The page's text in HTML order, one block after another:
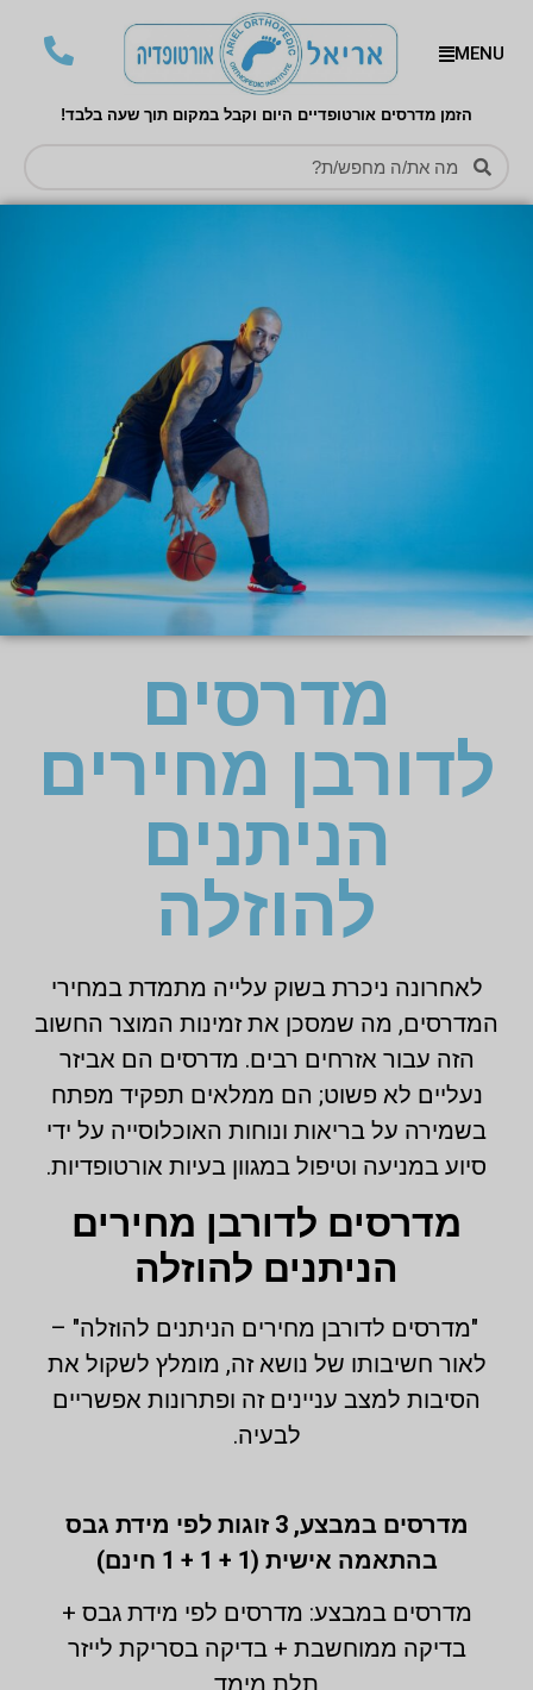
MENU
הזמן מדרסים אורטופדיים היום וקבל במקום תוך שעה בלבד!
מדרסים
לדורבן מחירים
הניתנים
להוזלה
לאחרונה ניכרת בשוק עלייה מתמדת במחירי
המדרסים, מה שמסכן את זמינות המוצר החשוב
הזה עבור אזרחים רבים. מדרסים הם אביזר
נעליים לא פשוט; הם ממלאים תפקיד מפתח
בשמירה על בריאות ונוחות האוכלוסייה על ידי
סיוע במניעה וטיפול במגוון בעיות אורטופדיות.
מדרסים לדורבן מחירים
הניתנים להוזלה
"מדרסים לדורבן מחירים הניתנים להוזלה" –
לאור חשיבותו של נושא זה, מומלץ לשקול את
הסיבות למצב עניינים זה ופתרונות אפשריים
לבעיה.
מדרסים במבצע,
3 זוגות לפי מידת גבס
בהתאמה אישית (1 + 1 + 1 חינם)
מדרסים במבצע: מדרסים לפי מידת גבס +
בדיקה ממוחשבת + בדיקה בסריקת לייזר